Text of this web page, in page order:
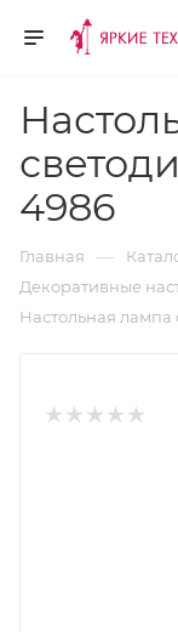
4986
Главная —
Декоративные
Настольная лампа